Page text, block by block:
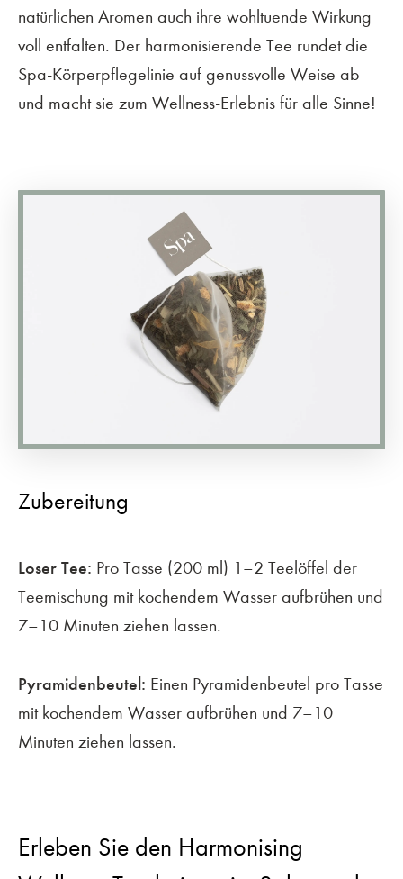
natürlichen Aromen auch ihre wohltuende Wirkung
voll entfalten. Der harmonisierende Tee rundet die
Spa-Körperpflegelinie auf genussvolle Weise ab
und macht sie zum Wellness-Erlebnis für alle Sinne!
Zubereitung
Loser Tee: Pro Tasse (200 ml) 1–2 Teelöffel der
Teemischung mit kochendem Wasser aufbrühen und
7–10 Minuten ziehen lassen.
Pyramidenbeutel: Einen Pyramidenbeutel pro Tasse
mit kochendem Wasser aufbrühen und 7–10
Minuten ziehen lassen.
Erleben Sie den Harmonising